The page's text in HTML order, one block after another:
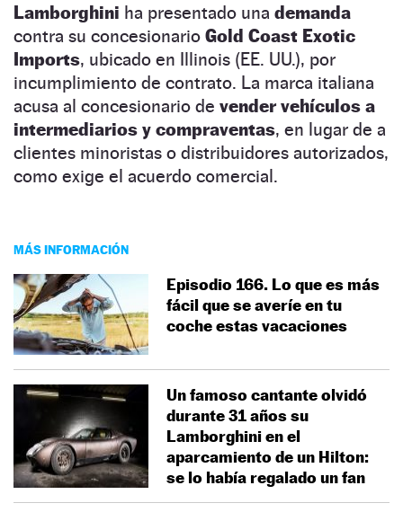
Lamborghini ha presentado una demanda
contra su concesionario Gold Coast Exotic
Imports, ubicado en Illinois (EE. UU.), por
incumplimiento de contrato. La marca italiana
acusa al concesionario de vender vehículos a
intermediarios y compraventas, en lugar de a
clientes minoristas o distribuidores autorizados,
como exige el acuerdo comercial.
MÁS INFORMACIÓN
Episodio 166. Lo que es más
fácil que se averíe en tu
coche estas vacaciones
Un famoso cantante olvidó
durante 31 años su
Lamborghini en el
aparcamiento de un Hilton:
se lo había regalado un fan